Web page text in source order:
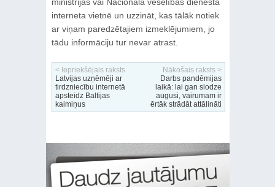
interneta vietnē un uzzināt, kas tālāk notiek
ar viņam paredzētajiem izmeklējumiem, jo
tādu informāciju tur nevar atrast.
< Iepriekšējais raksts
Latvijas uzņēmēji ar
tirdzniecību internetā
apsteidz Baltijas
kaimiņus
Nākošais raksts >
Darbs pandēmijas
laikā: lai gan slodze
augusi, vairumam ir
ērtāk strādāt attālināti